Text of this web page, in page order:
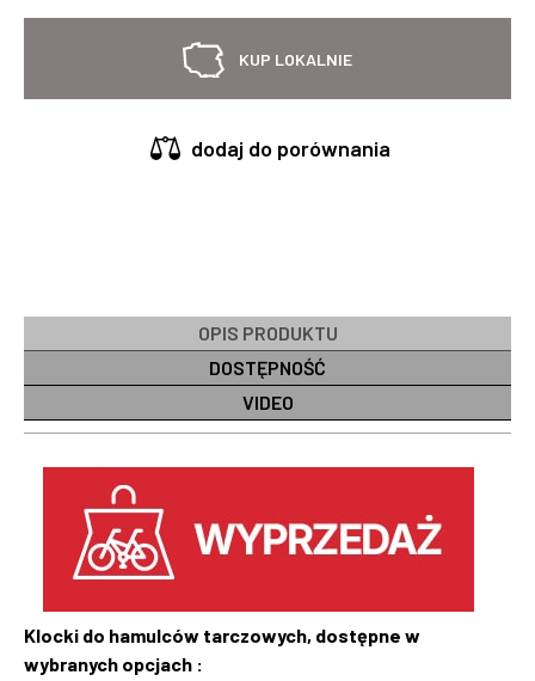
KUP LOKALNIE
dodaj do porównania
OPIS PRODUKTU
DOSTĘPNOŚĆ
VIDEO
Klocki do hamulców tarczowych, dostępne w
wybranych opcjach :